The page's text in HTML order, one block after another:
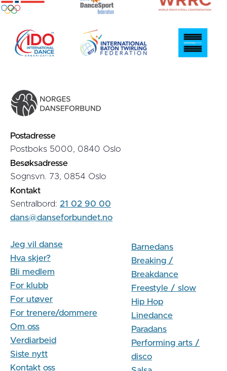
Postadresse
Postboks 5000, 0840 Oslo
Besøksadresse
Sognsvn. 73, 0854 Oslo
Kontakt
Sentralbord: 21 02 90 00
dans@danseforbundet.no
Jeg vil danse
Hva skjer?
Bli medlem
For klubb
For utøver
For trenere/dommere
Om oss
Verdiarbeid
Siste nytt
Kontakt oss
Barnedans
Breaking /
Breakdance
Freestyle / slow
Hip Hop
Linedance
Paradans
Performing arts /
disco